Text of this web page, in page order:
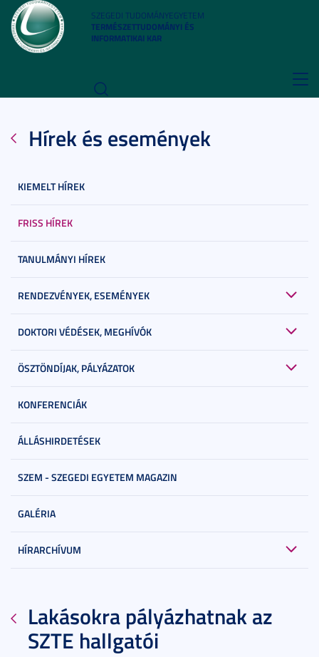
SZEGEDI TUDOMÁNYEGYETEM
TERMÉSZETTUDOMÁNYI ÉS
INFORMATIKAI KAR
Hírek és események
KIEMELT HÍREK
FRISS HÍREK
TANULMÁNYI HÍREK
RENDEZVÉNYEK, ESEMÉNYEK
DOKTORI VÉDÉSEK, MEGHÍVÓK
ÖSZTÖNDÍJAK, PÁLYÁZATOK
KONFERENCIÁK
ÁLLÁSHIRDETÉSEK
SZEM - SZEGEDI EGYETEM MAGAZIN
GALÉRIA
HÍRARCHÍVUM
Lakásokra pályázhatnak az
SZTE hallgatói